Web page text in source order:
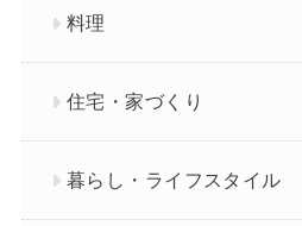
料理
住宅・家づくり
暮らし・ライフスタイル